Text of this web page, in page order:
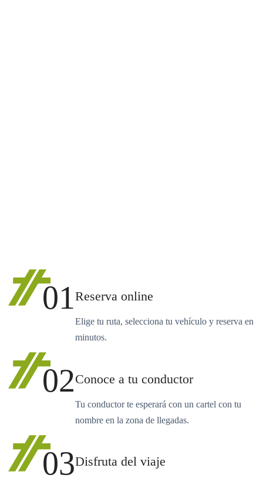
01Reserva online
Elige tu ruta, selecciona tu vehículo y reserva en
minutos.
02Conoce a tu conductor
Tu conductor te esperará con un cartel con tu
nombre en la zona de llegadas.
03Disfruta del viaje